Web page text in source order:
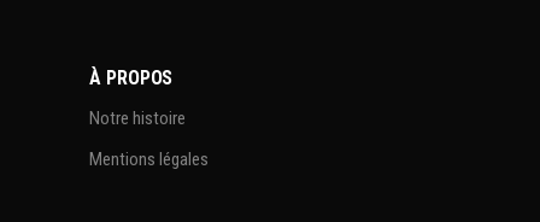
À PROPOS
Notre histoire
Mentions légales